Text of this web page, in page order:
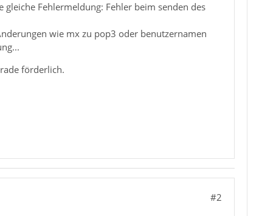
Fehlermeldung: Fehler beim senden des
wie mx zu pop3 oder benutzernamen
förderlich.
#2